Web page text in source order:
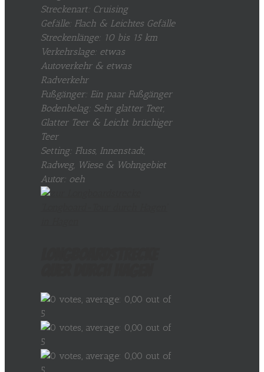
Streckenart: Cruising
Gefälle: Flach & Leichtes Gefälle
Streckenlänge: 10 bis 15 km
Verkehrslage: etwas
Autoverkehr & etwas
Radverkehr
Fußgänger: Ein paar Fußgänger
Bodenbelag: Sehr glatter Teer,
Glatter Teer & Leicht brüchiger
Teer
Setting: Fluss, Innenstadt,
Radweg, Wiese & Wohngebiet
Autor: oeh